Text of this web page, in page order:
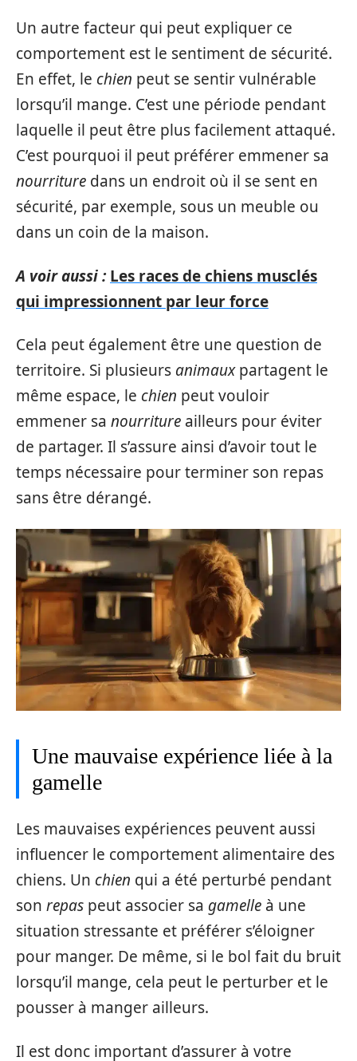
Un autre facteur qui peut expliquer ce
comportement est le sentiment de sécurité.
En effet, le chien peut se sentir vulnérable
lorsqu’il mange. C’est une période pendant
laquelle il peut être plus facilement attaqué.
C’est pourquoi il peut préférer emmener sa
nourriture dans un endroit où il se sent en
sécurité, par exemple, sous un meuble ou
dans un coin de la maison.
A voir aussi : Les races de chiens musclés
qui impressionnent par leur force
Cela peut également être une question de
territoire. Si plusieurs animauxpartagent le
même espace, le chien peut vouloir
emmener sa nourriture ailleurs pour éviter
de partager. Il s’assure ainsi d’avoir tout le
temps nécessaire pour terminer son repas
sans être dérangé.
Une mauvaise expérience liée à la
gamelle
Les mauvaises expériences peuvent aussi
influencer le comportement alimentaire des
chiens. Un chien qui a été perturbé pendant
son repas peut associer sa gamelle à une
situation stressante et préférer s’éloigner
pour manger. De même, si le bol fait du bruit
lorsqu’il mange, cela peut le perturber et le
pousser à manger ailleurs.
Il est donc important d’assurer à votre